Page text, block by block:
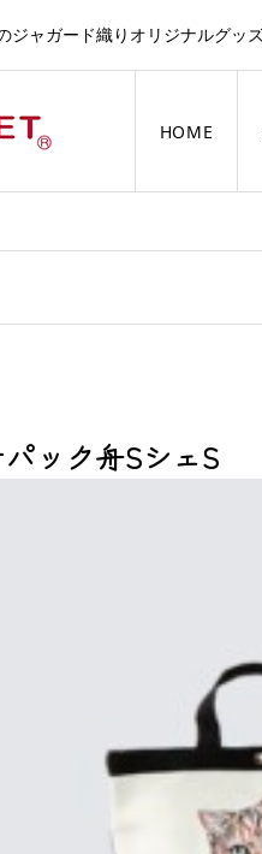
ジャガード織りオリジナルグッ
HOME
ック舟SシェS